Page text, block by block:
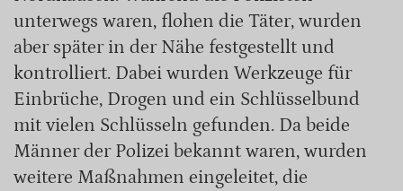
unterwegs waren, flohen die Täter, wurden
aber später in der Nähe festgestellt und
kontrolliert. Dabei wurden Werkzeuge für
Einbrüche, Drogen und ein Schlüsselbund
mit vielen Schlüsseln gefunden. Da beide
Männer der Polizei bekannt waren, wurden
weitere Maßnahmen eingeleitet, die